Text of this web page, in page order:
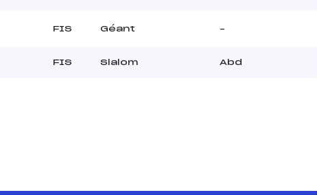
FIS Géant –
FIS Slalom Abd